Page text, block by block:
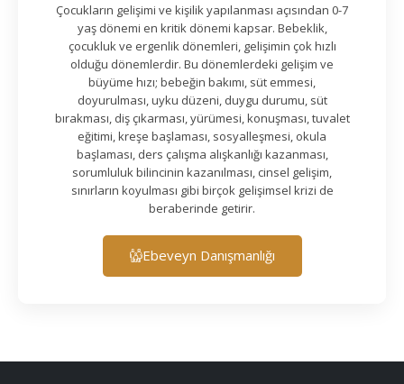
Çocukların gelişimi ve kişilik yapılanması açısından 0-7
yaş dönemi en kritik dönemi kapsar. Bebeklik,
çocukluk ve ergenlik dönemleri, gelişimin çok hızlı
olduğu dönemlerdir. Bu dönemlerdeki gelişim ve
büyüme hızı; bebeğin bakımı, süt emmesi,
doyurulması, uyku düzeni, duygu durumu, süt
bırakması, diş çıkarması, yürümesi, konuşması, tuvalet
eğitimi, kreşe başlaması, sosyalleşmesi, okula
başlaması, ders çalışma alışkanlığı kazanması,
sorumluluk bilincinin kazanılması, cinsel gelişim,
sınırların koyulması gibi birçok gelişimsel krizi de
beraberinde getirir.
Ebeveyn Danışmanlığı